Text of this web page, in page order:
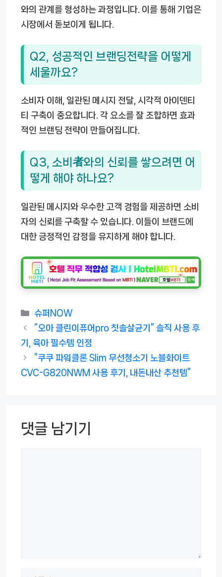
와의 관계를 형성하는 과정입니다. 이를 통해 기업은
시장에서 돋보이게 됩니다.
Q2, 성공적인 브랜딩전략을 어떻게
세울까요?
소비자 이해, 일관된 메시지 전달, 시각적 아이덴티
티 구축이 중요합니다. 각 요소를 잘 조합하면 효과
적인 브랜딩 전략이 만들어집니다.
Q3, 소비者와의 신뢰를 쌓으려면 어
떻게 해야 하나요?
일관된 메시지와 우수한 고객 경험을 제공하면 소비
자의 신뢰를 구축할 수 있습니다. 이들이 브랜드에
대한 긍정적인 감정을 유지하게 해야 합니다.
카
테
리
슈퍼NOW
“오아 클린이퓨어pro 칫솔살균기” 솔직 사용 후
기, 육아 필수템 인정
“쿠쿠 파워클론 Slim 무선청소기 노블화이트
CVC-G820NWM 사용 후기, 내돈내산 추천템”
댓글 남기기